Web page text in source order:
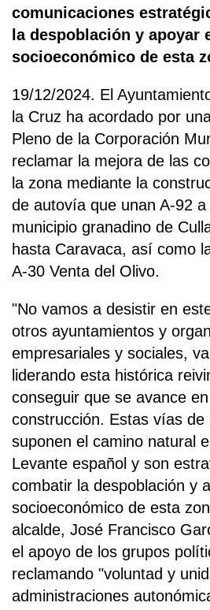
comunicaciones
la despoblación y apoyar
socioeconómico de esta
19/12/2024. El
la Cruz ha acordado por
Pleno de la Corporación
reclamar la mejora de las
la zona mediante la
de autovía que unan A-92
municipio granadino de
hasta Caravaca, así como
A-30 Venta del Olivo.
"No vamos a desistir en
otros ayuntamientos y
empresariales y sociales,
liderando esta histórica
conseguir que se avance
construcción. Estas vías de
suponen el camino natural
Levante español y son
combatir la despoblación y
socioeconómico de esta
alcalde, José Francisco
el apoyo de los grupos
reclamando "voluntad y
administraciones